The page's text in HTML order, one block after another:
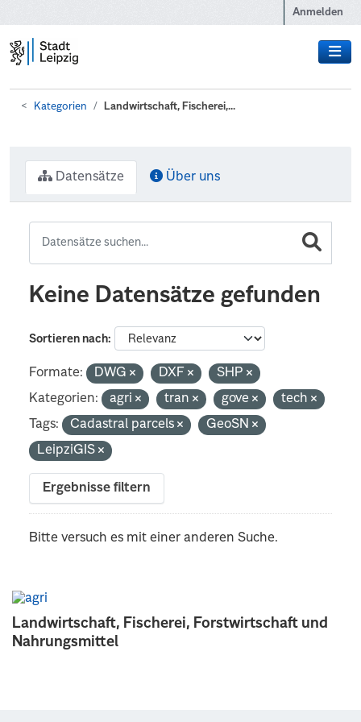
Anmelden
Kategorien Landwirtschaft, Fischerei,...
Landwirtschaft, Fischerei, Forstwirtschaft und
Nahrungsmittel
Datensätze Über uns
Keine Datensätze gefunden
Sortieren nach
Formate: DWG DXF
SHP
Kategorien:
agri tran gove
tech
Tags:
Cadastral parcels
GeoSN
LeipziGIS
Ergebnisse filtern
Bitte versuch es mit einer anderen Suche.